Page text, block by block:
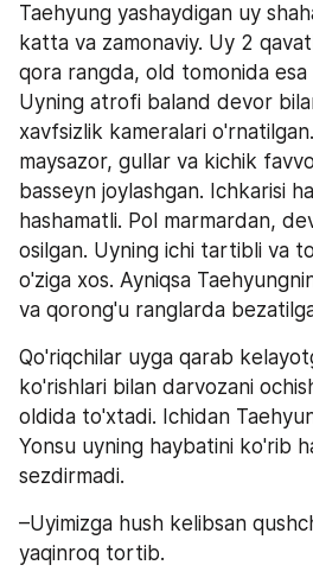
Taehyung yashaydigan uy
katta va zamonaviy. Uy 2
qora rangda, old tomonida
Uyning atrofi baland devor
xavfsizlik kameralari
maysazor, gullar va kichik
basseyn joylashgan. Ichkarisi
hashamatli. Pol marmardan,
osilgan. Uyning ichi tartibli va
o'ziga xos. Ayniqsa
va qorong'u ranglarda
Qo'riqchilar uyga qarab
ko'rishlari bilan darvozani
oldida to'xtadi. Ichidan
Yonsu uyning haybatini ko'rib
sezdirmadi.
–Uyimizga hush kelibsan
yaqinroq tortib.